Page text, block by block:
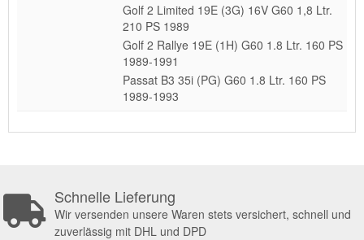
Golf 2 Limited 19E (3G) 16V G60 1,8 Ltr.
210 PS 1989
Golf 2 Rallye 19E (1H) G60 1.8 Ltr. 160 PS
1989-1991
Passat B3 35i (PG) G60 1.8 Ltr. 160 PS
1989-1993
Schnelle Lieferung
Wir versenden unsere Waren stets versichert, schnell und
zuverlässig mit DHL und DPD